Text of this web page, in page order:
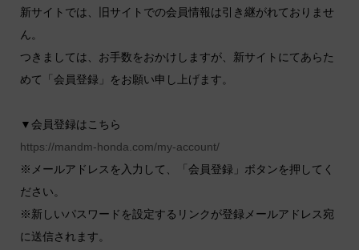
新サイトでは、旧サイトでの会員情報は引き継がれておりませ
ん。
つきましては、お手数をおかけしますが、新サイトにてあらた
めて「会員登録」をお願い申し上げます。
▼会員登録はこちら
https://mandm-honda.com/my-account/
※メールアドレスを入力して、「会員登録」ボタンを押してく
ださい。
※新しいパスワードを設定するリンクが登録メールアドレス宛
に送信されます。